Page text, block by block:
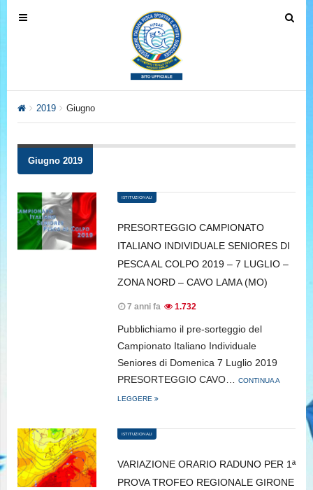
T
v
a
t
i
o
T
v
o
n
2019 Giugno
Giugno 2019
ISTITUZIONALI
PRESORTEGGIO CAMPIONATO
ITALIANO INDIVIDUALE SENIORES DI
PESCA AL COLPO 2019 – 7 LUGLIO –
ZONA NORD – CAVO LAMA (MO)
7 anni fa 1.732
Pubblichiamo il pre-sorteggio del
Campionato Italiano Individuale
Seniores di Domenica 7 Luglio 2019
PRESORTEGGIO CAVO…
CONTINUA A
LEGGERE
ISTITUZIONALI
VARIAZIONE ORARIO RADUNO PER 1ª
PROVA TROFEO REGIONALE GIRONE